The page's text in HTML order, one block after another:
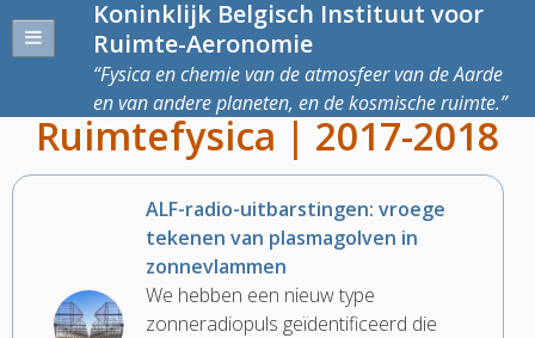
Koninklijk Belgisch Instituut voor
Ruimte-Aeronomie
Fysica en chemie van de atmosfeer van de Aarde
en van andere planeten, en de kosmische ruimte.
Ruimtefysica | 2017-2018
ALF-radio-uitbarstingen: vroege
tekenen van plasmagolven in
zonnevlammen
We hebben een nieuw type
zonneradiopuls geïdentificeerd die